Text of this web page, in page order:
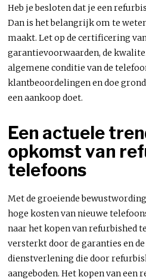
Heb je besloten dat je een
Dan is het belangrijk om te
maakt. Let op de certificering van
garantievoorwaarden, de
algemene conditie van de
klantbeoordelingen en doe
een aankoop doet.
Een actuele
opkomst van
telefoons
Met de groeiende
hoge kosten van nieuwe
naar het kopen van refurbished
versterkt door de garanties en
dienstverlening die door
aangeboden. Het kopen van een